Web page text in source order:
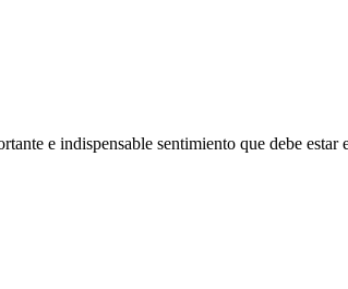
e indispensable sentimiento que debe estar